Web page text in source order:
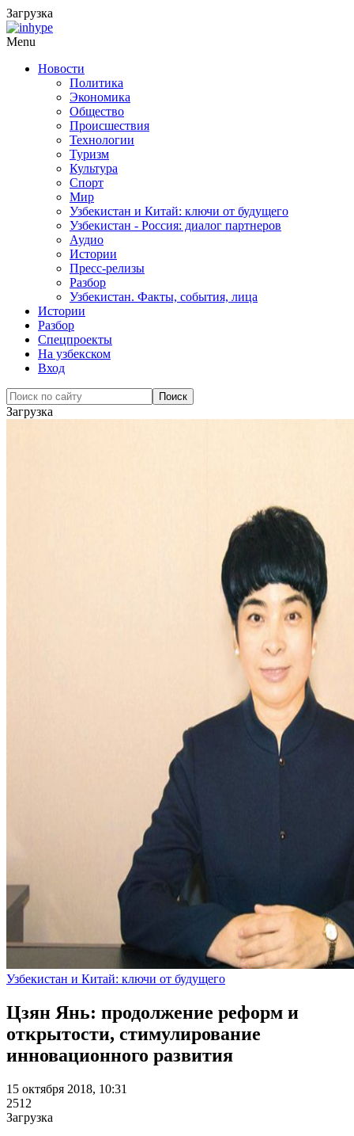
Загрузка
Menu
Новости
Политика
Экономика
Общество
Происшествия
Технологии
Туризм
Культура
Спорт
Мир
Узбекистан и Китай: ключи от будущего
Узбекистан - Россия: диалог партнеров
Аудио
Истории
Пресс-релизы
Разбор
Узбекистан. Факты, события, лица
Истории
Разбор
Спецпроекты
На узбекском
Вход
Загрузка
Узбекистан и Китай: ключи от будущего
Цзян Янь: продолжение реформ и
открытости, стимулирование
инновационного развития
15 октября 2018, 10:31
2512
Загрузка